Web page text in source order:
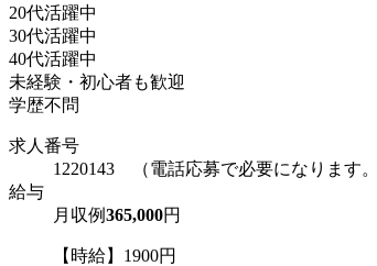
20代活躍中
30代活躍中
40代活躍中
未経験・初心者も歓迎
学歴不問
求人番号
1220143 （電話応募で必要になります。
給与
月収例365,000円
【時給】1900円